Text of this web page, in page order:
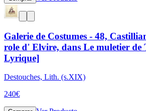
Galerie de Costumes - 48,
role d' Elvire, dans Le muletier de
Lyrique]
Destouches, Lith. (s.XIX)
240€